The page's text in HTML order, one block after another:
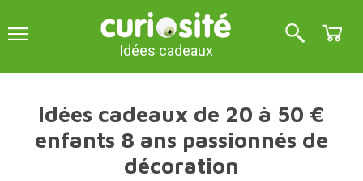
Idées cadeaux
Idées cadeaux de 20 à 50 €
enfants 8 ans passionnés de
décoration